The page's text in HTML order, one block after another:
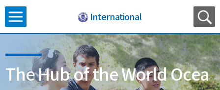
International
The Hub of the World Ocea